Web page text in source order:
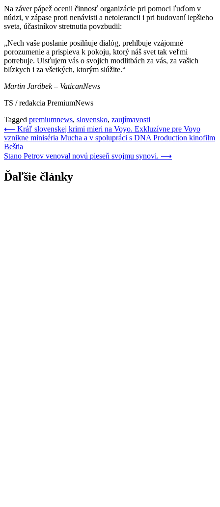
Na záver pápež ocenil činnosť organizácie pri pomoci ľuďom v
núdzi, v zápase proti nenávisti a netolerancii i pri budovaní lepšieho
sveta, účastníkov stretnutia povzbudil:
„Nech vaše poslanie posilňuje dialóg, prehlbuje vzájomné
porozumenie a prispieva k pokoju, ktorý náš svet tak veľmi
potrebuje. Uisťujem vás o svojich modlitbách za vás, za vašich
blízkych i za všetkých, ktorým slúžite.“
Martin Jarábek – VaticanNews
TS / redakcia PremiumNews
Tagged premiumnews, slovensko, zaujímavosti
Navigácia
v
článku
⟵ Kráľ slovenskej krimi mieri na Voyo. Exkluzívne pre Voyo
vznikne miniséria Mucha a v spolupráci s DNA Production kinofilm
Beštia
Stano Petrov venoval novú pieseň svojmu synovi. ⟶
Ďaľšie články